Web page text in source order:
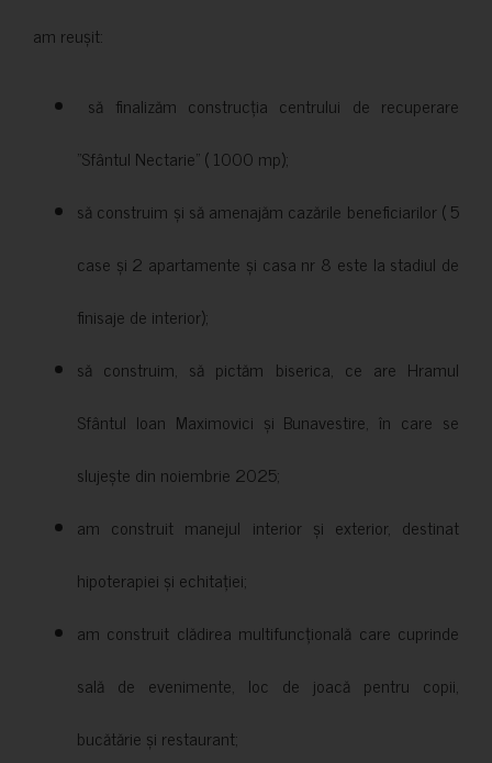
am reușit:
să finalizăm construcția centrului de recuperare
”Sfântul Nectarie” ( 1000 mp);
să construim și să amenajăm cazările beneficiarilor ( 5
case și 2 apartamente și casa nr 8 este la stadiul de
finisaje de interior);
să construim, să pictăm biserica, ce are Hramul
Sfântul Ioan Maximovici și Bunavestire, în care se
slujește din noiembrie 2025;
am construit manejul interior și exterior, destinat
hipoterapiei și echitației;
am construit clădirea multifuncțională care cuprinde
sală de evenimente, loc de joacă pentru copii,
bucătărie și restaurant;